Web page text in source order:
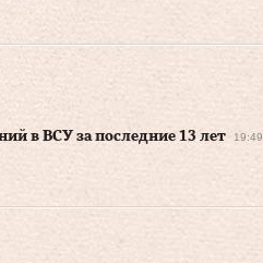
в ВСУ за последние 13 лет
19:49